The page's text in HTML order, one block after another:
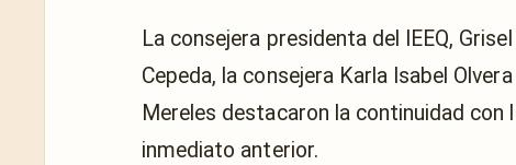
La consejera presidenta del IEEQ,
Cepeda, la consejera Karla Isabel
Mereles destacaron la continuidad con
inmediato anterior.